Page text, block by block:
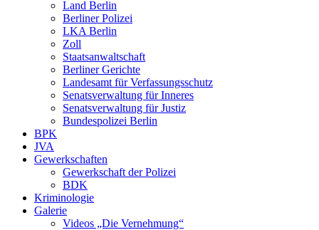
Land Berlin
Berliner Polizei
LKA Berlin
Zoll
Staatsanwaltschaft
Berliner Gerichte
Landesamt für Verfassungsschutz
Senatsverwaltung für Inneres
Senatsverwaltung für Justiz
Bundespolizei Berlin
BPK
JVA
Gewerkschaften
Gewerkschaft der Polizei
BDK
Kriminologie
Galerie
Videos „Die Vernehmung“